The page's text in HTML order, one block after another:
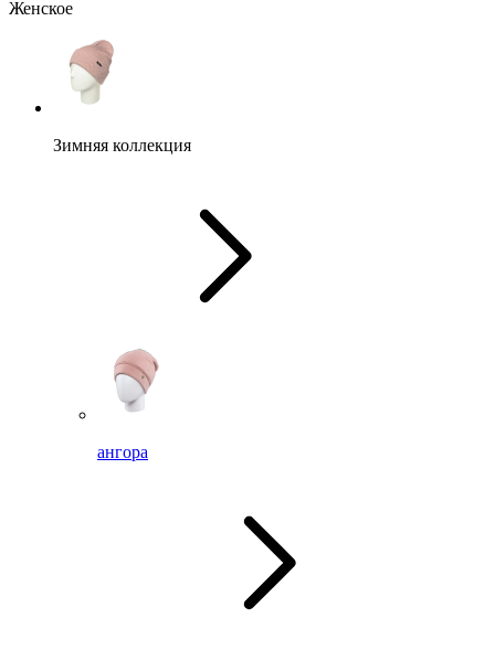
Женское
Зимняя коллекция
ангора